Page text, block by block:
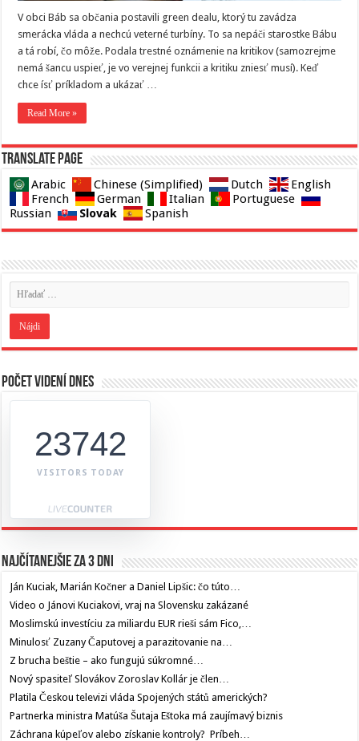
V obci Báb sa občania postavili green dealu, ktorý tu zavádza
smerácka vláda a nechcú veterné turbíny. To sa nepáči starostke Bábu
a tá robí, čo môže. Podala trestné oznámenie na kritikov (samozrejme
nemá šancu uspieť, je vo verejnej funkcii a kritiku zniesť musí). Keď
chce ísť príkladom a ukázať …
Read More »
Translate page
Arabic Chinese (Simplified) Dutch
English
French
German Italian
Portuguese
Russian
Slovak Spanish
Počet videní dnes
23742
VISITORS TODAY
Najčítanejšie za 3 dni
Ján Kuciak, Marián Kočner a Daniel Lipšic: čo túto…
Video o Jánovi Kuciakovi, vraj na Slovensku zakázané
Moslimskú investíciu za miliardu EUR rieši sám Fico,…
Minulosť Zuzany Čaputovej a parazitovanie na…
Z brucha beštie – ako fungujú súkromné…
Nový spasiteľ Slovákov Zoroslav Kollár je člen…
Platila Českou televizi vláda Spojených států amerických?
Partnerka ministra Matúša Šutaja Eštoka má zaujímavý biznis
Záchrana kúpeľov alebo získanie kontroly? Príbeh…